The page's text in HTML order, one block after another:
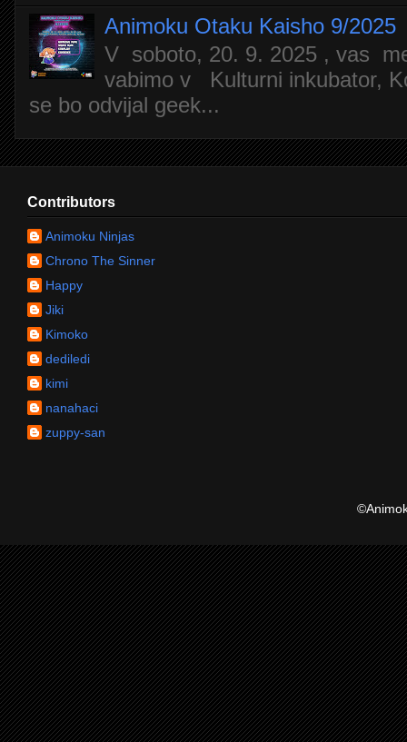
Animoku Otaku Kaisho 9/2025
V soboto, 20. 9. 2025 , vas
vabimo v Kulturni inkubator,
se bo odvijal geek...
Contributors
Animoku Ninjas
Chrono The Sinner
Happy
Jiki
Kimoko
dediledi
kimi
nanahaci
zuppy-san